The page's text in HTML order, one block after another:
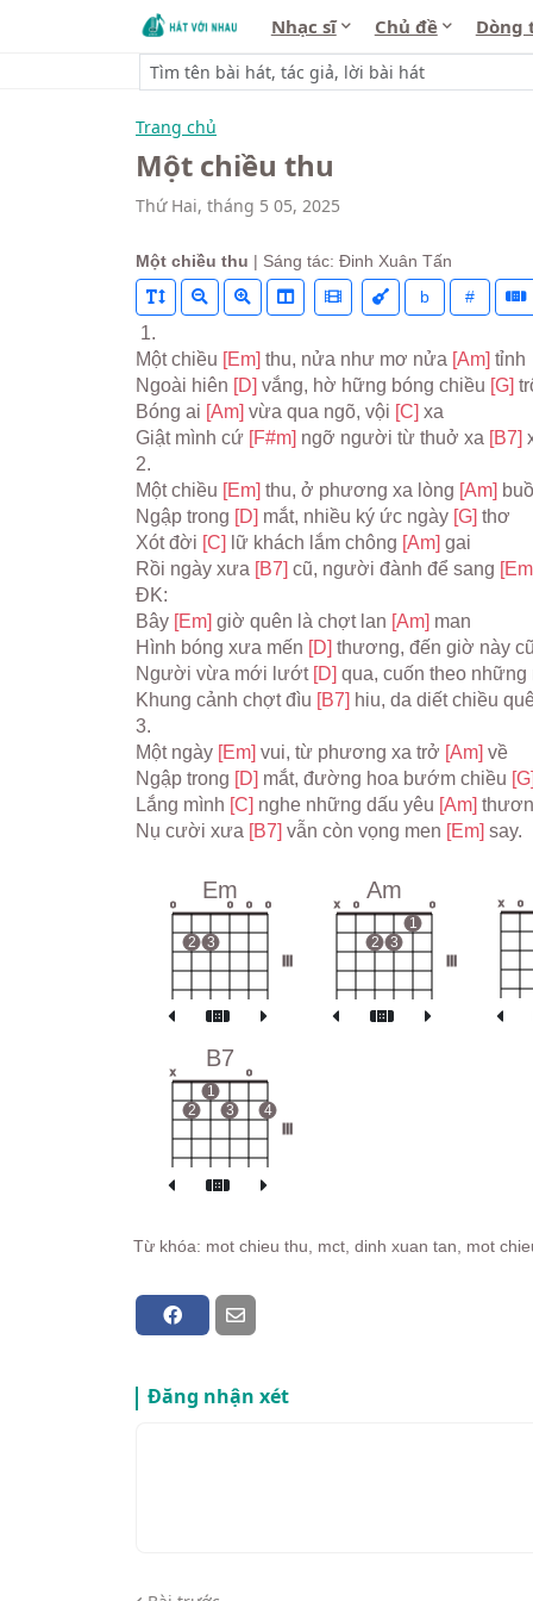
Nhạc sĩ Chủ đề Dòng
Trang chủ
Một chiều thu
Thứ Hai, tháng 5 05, 2025
Một chiều thu | Sáng tác: Đinh Xuân Tấn
b
#
1.
Một chiều [Em] thu, nửa như mơ nửa [Am] tỉnh
Ngoài hiên [D] vắng, hờ hững bóng chiều [G]
Bóng ai [Am] vừa qua ngõ, vội [C] xa
Giật mình cứ [F#m] ngỡ người từ thuở xa [B7]
2.
Một chiều [Em] thu, ở phương xa lòng [Am]
Ngập trong [D] mắt, nhiều ký ức ngày [G] thơ
Xót đời [C] lữ khách lắm chông [Am] gai
Rồi ngày xưa [B7] cũ, người đành để sang
ĐK:
Bây [Em] giờ quên là chợt lan [Am] man
Hình bóng xưa mến [D] thương, đến giờ này
Người vừa mới lướt [D] qua, cuốn theo những
Khung cảnh chợt đìu [B7] hiu, da diết chiều
3.
Một ngày [Em] vui, từ phương xa trở [Am] về
Ngập trong [D] mắt, đường hoa bướm chiều [G]
Lắng mình [C] nghe những dấu yêu [Am]
Nụ cười xưa [B7] vẫn còn vọng men [Em] say.
Em
o
2 3
o o o
Am
x o
2 3
1
o x o
B7
x
2
1
3
o
4
Từ khóa: mot chieu thu, mct, dinh xuan tan, mot
Đăng nhận xét